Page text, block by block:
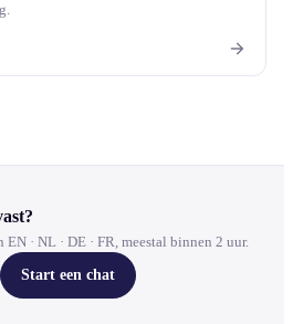
· NL · DE · FR, meestal binnen 2 uur.
Start een chat